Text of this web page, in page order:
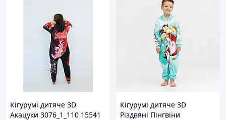
Кігурумі дитяче 3D
Акацуки 3076_1_110 15541
Кігурумі дитяче 3D
Різдвяні Пінгвіни